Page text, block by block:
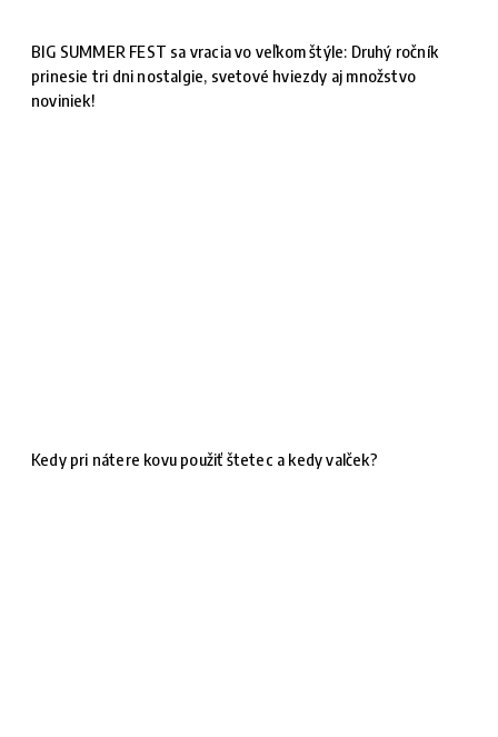
BIG SUMMER FEST sa vracia vo veľkom štýle: Druhý ročník
prinesie tri dni nostalgie, svetové hviezdy aj množstvo
noviniek!
Kedy pri nátere kovu použiť štetec a kedy valček?